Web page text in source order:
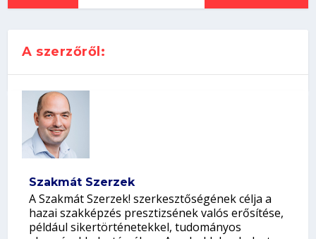
A szerzőről:
Szakmát Szerzek
A Szakmát Szerzek! szerkesztőségének célja a
hazai szakképzés presztizsének valós erősítése,
például sikertörténetekkel, tudományos